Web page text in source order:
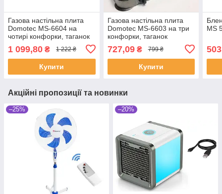
Газова настільна плита
Domotec MS-6604 на
чотирі конфорки, таганок
1 099,80 ₴ 1 222 ₴
Купити
Газова настільна плита
Domotec MS-6603 на три
конфорки, таганок
727,09₴ 799 ₴
Купити
MS
Акційні пропозиції та новинки
–25% –20%